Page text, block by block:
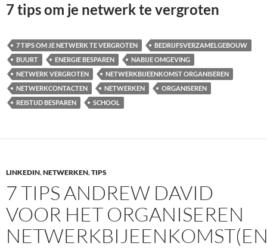
7 tips om je netwerk te vergroten
7 TIPS OM JE NETWERK TE VERGROTEN
BEDRIJFSVERZAMELGEBOUW
BUURT
ENERGIE BESPAREN
NABIJE OMGEVING
NETWERK VERGROTEN
NETWERKBIJEENKOMST ORGANISEREN
NETWERKCONTACTEN
NETWERKEN
ORGANISEREN
REISTIJD BESPAREN
SCHOOL
LINKEDIN,NETWERKEN,TIPS
7 TIPS ANDREW DAVID
VOOR HET ORGANISEREN